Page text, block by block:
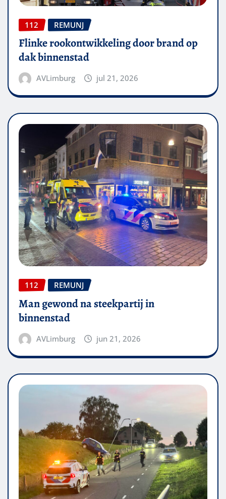
112 REMUNJ
Flinke rookontwikkeling door brand op
dak binnenstad
AVLimburg jul 21, 2026
112 REMUNJ
Man gewond na steekpartij in
binnenstad
AVLimburg jun 21, 2026